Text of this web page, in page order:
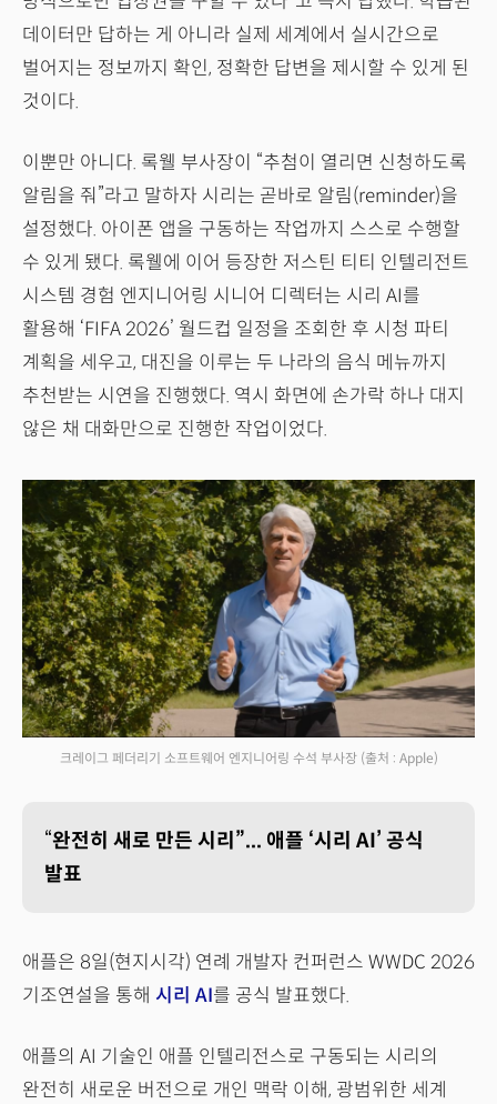
데이터만 답하는 게 아니라 실제 세계에서 실시간으로
벌어지는 정보까지 확인, 정확한 답변을 제시할 수 있게 된
것이다.
이뿐만 아니다. 록웰 부사장이 “추첨이 열리면 신청하도록
알림을 줘”라고 말하자 시리는 곧바로 알림(reminder)을
설정했다. 아이폰 앱을 구동하는 작업까지 스스로 수행할
수 있게 됐다. 록웰에 이어 등장한 저스틴 티티 인텔리전트
시스템 경험 엔지니어링 시니어 디렉터는 시리 AI를
활용해 ‘FIFA 2026’ 월드컵 일정을 조회한 후 시청 파티
계획을 세우고, 대진을 이루는 두 나라의 음식 메뉴까지
추천받는 시연을 진행했다. 역시 화면에 손가락 하나 대지
않은 채 대화만으로 진행한 작업이었다.
크레이그 페더리기 소프트웨어 엔지니어링 수석 부사장 (출처 : Apple)
“완전히 새로 만든 시리”... 애플 ‘시리 AI’ 공식
발표
애플은 8일(현지시각) 연례 개발자 컨퍼런스 WWDC 2026
기조연설을 통해 시리 AI를 공식 발표했다.
애플의 AI 기술인 애플 인텔리전스로 구동되는 시리의
완전히 새로운 버전으로 개인 맥락 이해, 광범위한 세계